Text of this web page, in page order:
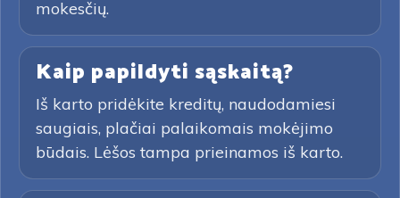
mokesčių.
Kaip papildyti sąskaitą?
Iš karto pridėkite kreditų, naudodamiesi
saugiais, plačiai palaikomais mokėjimo
būdais. Lėšos tampa prieinamos iš karto.